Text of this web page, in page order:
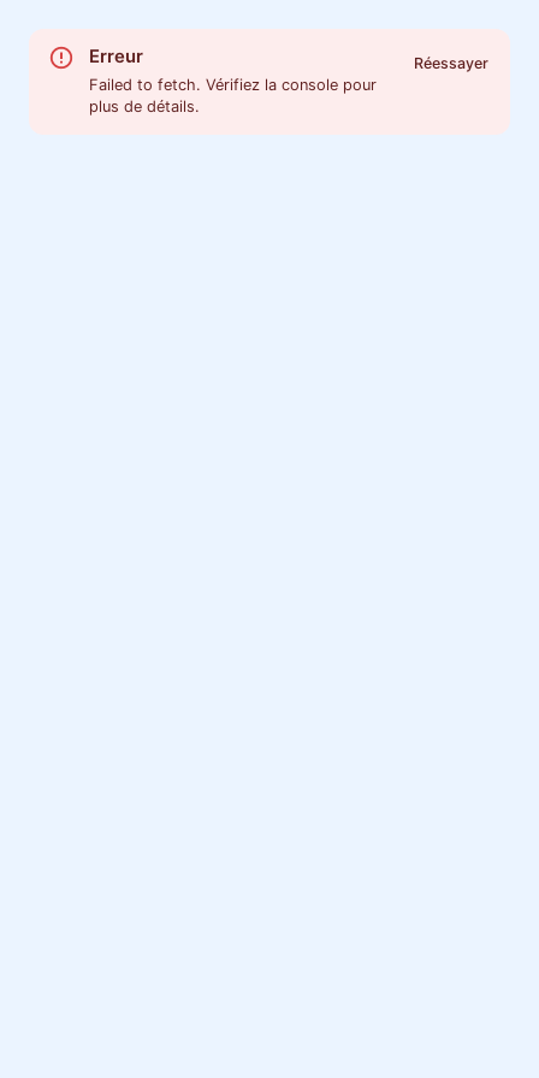
Erreur
Failed to fetch. Vérifiez la console pour
plus de détails.
Réessayer